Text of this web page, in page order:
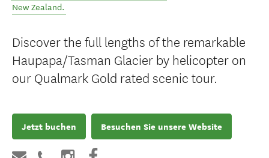
New Zealand.
Discover the full lengths of the remarkable
Haupapa/Tasman Glacier by helicopter on
our Qualmark Gold rated scenic tour.
Jetzt buchen Besuchen Sie unsere Website